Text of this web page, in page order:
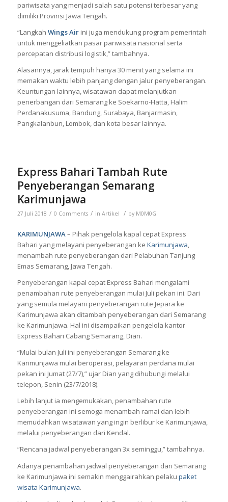
pariwisata yang menjadi salah satu potensi terbesar yang
dimiliki Provinsi Jawa Tengah.
“Langkah Wings Airini juga mendukung program pemerintah
untuk menggeliatkan pasar pariwisata nasional serta
percepatan distribusi logistik,” tambahnya.
Alasannya, jarak tempuh hanya 30 menit yang selama ini
memakan waktu lebih panjang dengan jalur penyeberangan.
Keuntungan lainnya, wisatawan dapat melanjutkan
penerbangan dari Semarang ke Soekarno-Hatta, Halim
Perdanakusuma, Bandung, Surabaya, Banjarmasin,
Pangkalanbun, Lombok, dan kota besar lainnya.
Express Bahari Tambah Rute
Penyeberangan Semarang
Karimunjawa
27 Juli 2018 / 0 Comments / in Artikel / by M0M0G
KARIMUNJAWA– Pihak pengelola kapal cepat Express
Bahari yang melayani penyeberangan ke Karimunjawa,
menambah rute penyeberangan dari Pelabuhan Tanjung
Emas Semarang, Jawa Tengah.
Penyeberangan kapal cepat Express Bahari mengalami
penambahan rute penyeberangan mulai Juli pekan ini. Dari
yang semula melayani penyeberangan rute Jepara ke
Karimunjawa akan ditambah penyeberangan dari Semarang
ke Karimunjawa. Hal ini disampaikan pengelola kantor
Express Bahari Cabang Semarang, Dian.
“Mulai bulan Juli ini penyeberangan Semarang ke
Karimunjawa mulai beroperasi, pelayaran perdana mulai
pekan ini Jumat (27/7),” ujar Dian yang dihubungi melalui
telepon, Senin (23/7/2018).
Lebih lanjut ia mengemukakan, penambahan rute
penyeberangan ini semoga menambah ramai dan lebih
memudahkan wisatawan yang ingin berlibur ke Karimunjawa,
melalui penyeberangan dari Kendal.
“Rencana jadwal penyeberangan 3x seminggu,” tambahnya.
Adanya penambahan jadwal penyeberangan dari Semarang
ke Karimunjawa ini semakin menggairahkan pelaku paket
wisata Karimunjawa.